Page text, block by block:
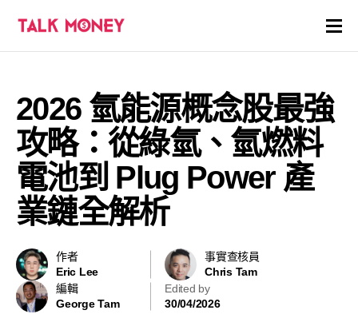
證券商評價
各種投資產品戶口
信用卡
貸款
虛擬貨幣
2026 氫能源概念股最強
攻略：從綠氫、氫燃料
電池到 Plug Power 產
業鏈全解析
作者
Eric Lee
事實查核員
Chris Tam
編輯
George Tam
Edited by
30/04/2026